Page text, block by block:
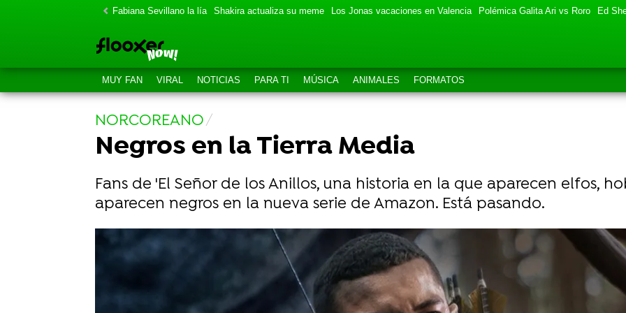
Fabiana Sevillano la lía Shakira actualiza su meme Los Jonas vacaciones en Valencia Polémica Galita Ari vs Roro Ed
MUY FAN VIRAL NOTICIAS PARA TI MÚSICA ANIMALES FORMATOS
NORCOREANO
Negros en la Tierra Media
Fans de 'El Señor de los Anillos, una historia en la que aparecen elfos,
aparecen negros en la nueva serie de Amazon. Está pasando.